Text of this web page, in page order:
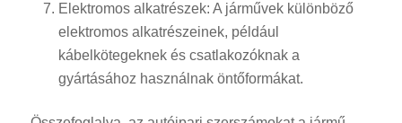
Elektromos alkatrészek: A járművek különböző
elektromos alkatrészeinek, például
kábelkötegeknek és csatlakozóknak a
gyártásához használnak öntőformákat.